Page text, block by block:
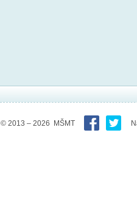
© 2013 – 2026 MŠMT